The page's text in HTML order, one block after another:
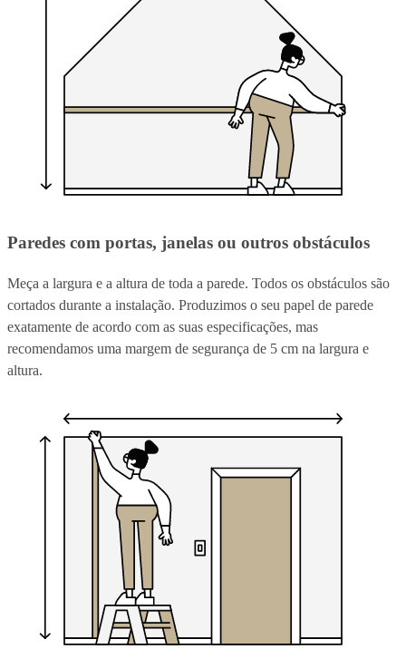
Paredes com portas, janelas ou outros obstáculos
Meça a largura e a altura de toda a parede. Todos os obstáculos são
cortados durante a instalação. Produzimos o seu papel de parede
exatamente de acordo com as suas especificações, mas
recomendamos uma margem de segurança de 5 cm na largura e
altura.